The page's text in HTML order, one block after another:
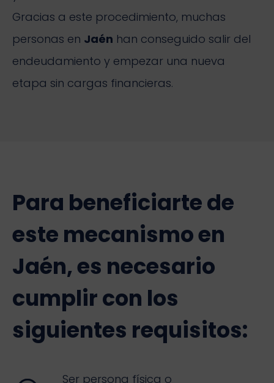
Gracias a este procedimiento, muchas
personas en Jaén han conseguido salir del
endeudamiento y empezar una nueva
etapa sin cargas financieras.
Para beneficiarte de
este mecanismo en
Jaén, es necesario
cumplir con los
siguientes requisitos:
Ser persona física o